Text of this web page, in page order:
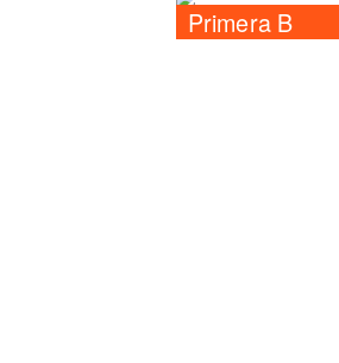
Primera B